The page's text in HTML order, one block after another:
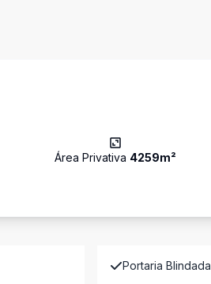
Área Privativa 4259m²
Portaria Blindada